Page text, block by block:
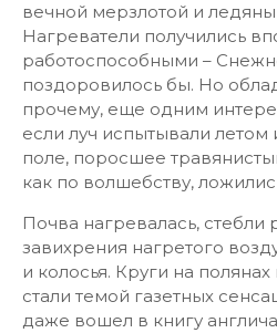
вечной мерзлотой и
Нагреватели получились
работоспособными –
поздоровилось бы. Но
прочему, еще одним
если луч испытывали летом
поле, поросшее
как по волшебству,
Почва нагревалась, стебли
завихрения нагретого
и колосья. Круги на
стали темой газетных
даже вошел в книгу